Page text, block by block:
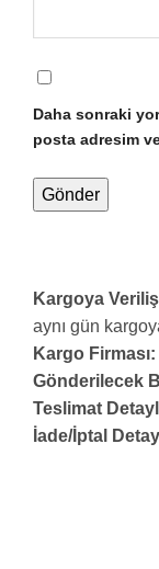
Daha sonraki
posta adresim
Kargoya
aynı gün
Kargo Firması:
Gönderilecek
Teslimat
İade/İptal